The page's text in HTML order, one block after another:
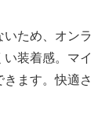
いため、オンラ
装着感。マイ
ます。快適さ